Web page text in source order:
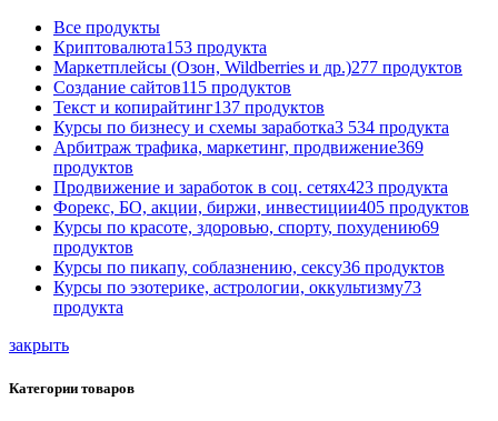
Все продукты
Криптовалюта153 продукта
Маркетплейсы (Озон, Wildberries и др.)277 продуктов
Создание сайтов115 продуктов
Текст и копирайтинг137 продуктов
Курсы по бизнесу и схемы заработка3 534 продукта
Арбитраж трафика, маркетинг, продвижение369
продуктов
Продвижение и заработок в соц. сетях423 продукта
Форекс, БО, акции, биржи, инвестиции405 продуктов
Курсы по красоте, здоровью, спорту, похудению69
продуктов
Курсы по пикапу, соблазнению, сексу36 продуктов
Курсы по эзотерике, астрологии, оккультизму73
продукта
закрыть
Категории товаров